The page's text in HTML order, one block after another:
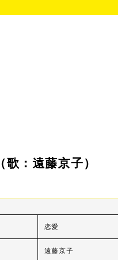
（歌：遠藤京子）
恋愛
遠藤京子